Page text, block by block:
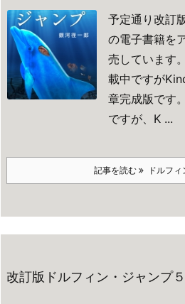
予定通り改訂
の電子書籍を
売しています。
載中ですが
章完成版です。
ですが、K ...
記事を読む ドルフィ
改訂版ドルフィン・ジャンプ